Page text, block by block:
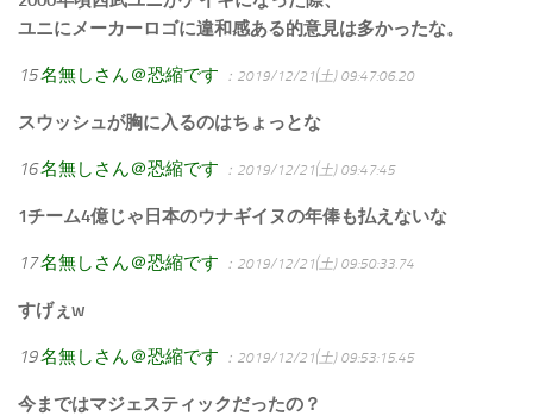
ユニにメーカーロゴに違和感ある的意見は多かったな。
15名無しさん＠恐縮です ：2019/12/21(土) 09:47:06.20
スウッシュが胸に入るのはちょっとな
16名無しさん＠恐縮です ：2019/12/21(土) 09:47:45
1チーム4億じゃ日本のウナギイヌの年俸も払えないな
17名無しさん＠恐縮です ：2019/12/21(土) 09:50:33.74
すげぇw
19名無しさん＠恐縮です ：2019/12/21(土) 09:53:15.45
今まではマジェスティックだったの？